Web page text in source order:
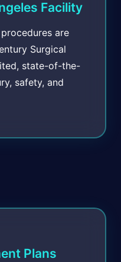
Facility
are
Surgical
state-of-the-
safety, and
Plans